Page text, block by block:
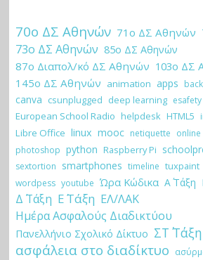
70ο ΔΣ Αθηνών 71ο ΔΣ Αθηνών
73ο ΔΣ Αθηνών 85ο ΔΣ Αθηνών
87ο Διαπολ/κό ΔΣ Αθηνών 103ο ΔΣ
145ο ΔΣ Αθηνών animation apps
canva csunplugged deep learning
European School Radio helpdesk HTML5
Libre Office linux mooc netiquette online
photoshop python Raspberry Pi
sextortion smartphones timeline tuxpaint
wordpess youtube Ώρα Κώδικα Α΄ Τάξη
Δ΄ Τάξη Ε΄ Τάξη ΕΛ/ΛΑΚ
Ημέρα Ασφαλούς Διαδικτύου
Πανελλήνιο Σχολικό Δίκτυο ΣΤ΄ Τάξη
ασφάλεια στο διαδίκτυο